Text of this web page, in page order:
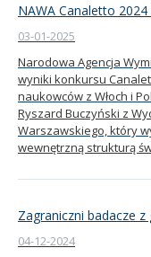
NAWA Canaletto
03-01-2025
Narodowa Agencja
wyniki konkursu
naukowców z Włoch i
Ryszard Buczyński z
Warszawskiego, który
wewnętrzną strukturą
Zagraniczni badacze
04-12-2024